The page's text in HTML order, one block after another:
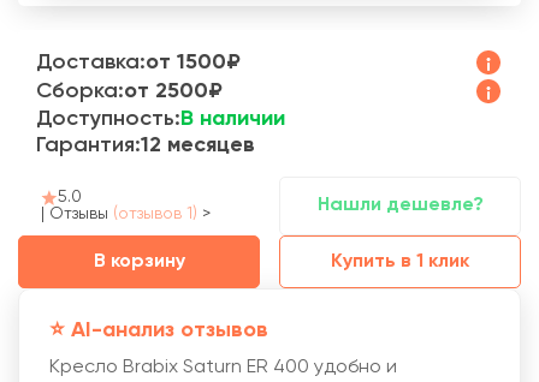
Доставка:от 1500₽
Сборка:от 2500₽
Доступность: В наличии
Гарантия:12 месяцев
5.0
Отзывы (отзывов 1) > Нашли дешевле?
В корзину Купить в 1 клик
⭐️ AI-анализ отзывов
Кресло Brabix Saturn ER 400 удобно и